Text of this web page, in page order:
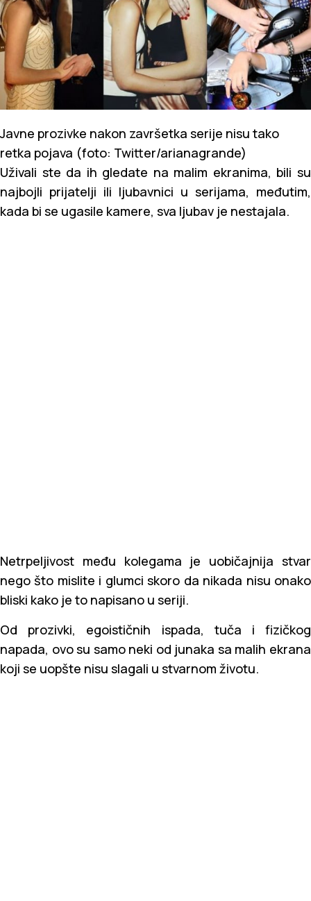
Javne prozivke nakon završetka serije nisu tako
retka pojava (foto: Twitter/arianagrande)
Uživali ste da ih gledate na malim ekranima, bili su
najbojli prijatelji ili ljubavnici u serijama, međutim,
kada bi se ugasile kamere, sva ljubav je nestajala.
Netrpeljivost među kolegama je uobičajnija stvar
nego što mislite i glumci skoro da nikada nisu onako
bliski kako je to napisano u seriji.
Od prozivki, egoističnih ispada, tuča i fizičkog
napada, ovo su samo neki od junaka sa malih ekrana
koji se uopšte nisu slagali u stvarnom životu.